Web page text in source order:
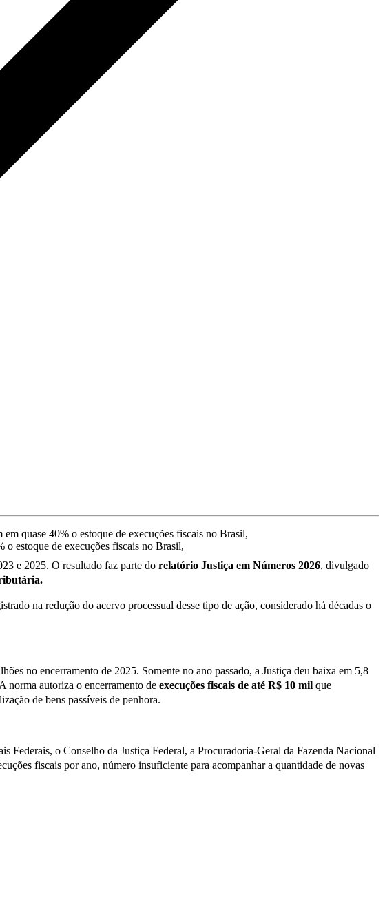
o estoque de execuções fiscais no Brasil,
e 2025. O resultado faz parte do relatório Justiça em Números 2026, divulgado
na redução do acervo processual desse tipo de ação, considerado há décadas o
no encerramento de 2025. Somente no ano passado, a Justiça deu baixa em 5,8
norma autoriza o encerramento de execuções fiscais de até R$ 10 mil que
de bens passíveis de penhora.
o Conselho da Justiça Federal, a Procuradoria-Geral da Fazenda Nacional
fiscais por ano, número insuficiente para acompanhar a quantidade de novas